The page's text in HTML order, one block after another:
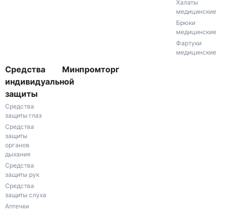
Халаты
медицинские
Брюки
медицинские
Фартуки
медицинские
Средства
индивидуальной
защиты
Средства
защиты глаз
Средства
защиты
органов
дыхания
Средства
защиты рук
Средства
защиты слуха
Аптечки
Минпромторг